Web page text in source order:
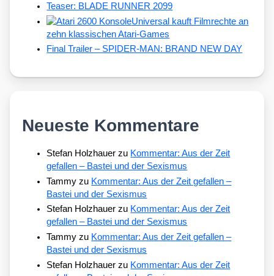
Teaser: BLADE RUNNER 2099
Universal kauft Filmrechte an
zehn klassischen Atari-Games
Final Trailer – SPIDER-MAN: BRAND NEW DAY
Neueste Kommentare
Stefan Holzhauer zu Kommentar: Aus der Zeit
gefallen – Bastei und der Sexismus
Tammy zu Kommentar: Aus der Zeit gefallen –
Bastei und der Sexismus
Stefan Holzhauer zu Kommentar: Aus der Zeit
gefallen – Bastei und der Sexismus
Tammy zu Kommentar: Aus der Zeit gefallen –
Bastei und der Sexismus
Stefan Holzhauer zu Kommentar: Aus der Zeit